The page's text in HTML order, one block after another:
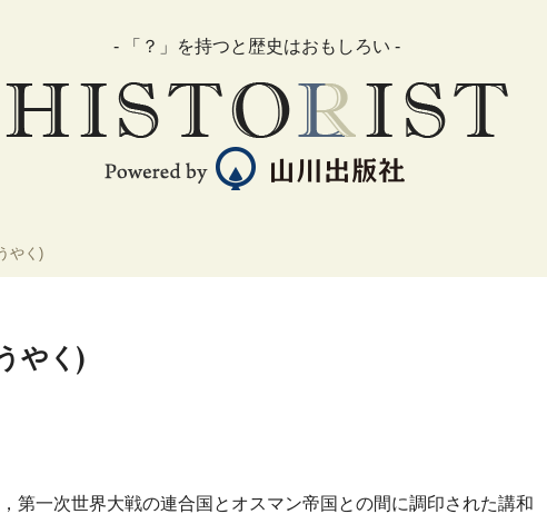
- 「？」を持つと歴史はおもしろい -
やく)
やく)
第一次世界大戦の連合国とオスマン帝国との間に調印された講和